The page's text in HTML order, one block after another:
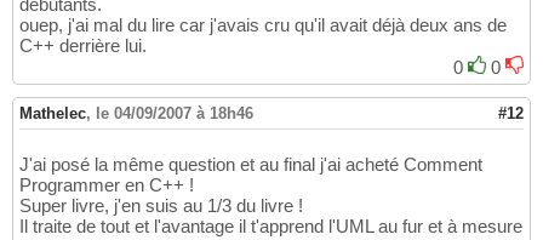
débutants.
ouep, j'ai mal du lire car j'avais cru qu'il avait déjà deux ans de
C++ derrière lui.
0
0
Mathelec, le 04/09/2007 à 18h46 #12
J'ai posé la même question et au final j'ai acheté Comment
Programmer en C++ !
Super livre, j'en suis au 1/3 du livre !
Il traite de tout et l'avantage il t'apprend l'UML au fur et à mesure